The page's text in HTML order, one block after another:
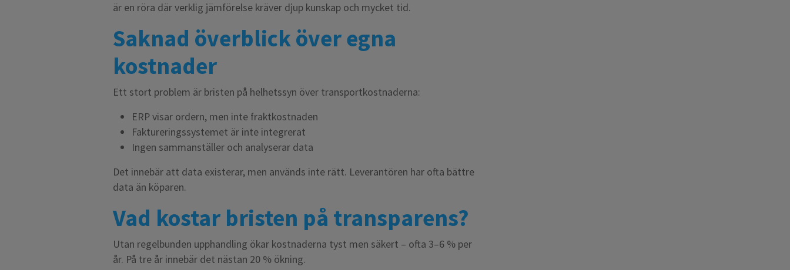
är en röra där verklig jämförelse kräver djup kunskap och mycket tid.
Saknad överblick över egna
kostnader
Ett stort problem är bristen på helhetssyn över transportkostnaderna:
ERP visar ordern, men inte fraktkostnaden
Faktureringssystemet är inte integrerat
Ingen sammanställer och analyserar data
Det innebär att data existerar, men används inte rätt. Leverantören har ofta bättre
data än köparen.
Vad kostar bristen på transparens?
Utan regelbunden upphandling ökar kostnaderna tyst men säkert – ofta 3–6 % per
år. På tre år innebär det nästan 20 % ökning.